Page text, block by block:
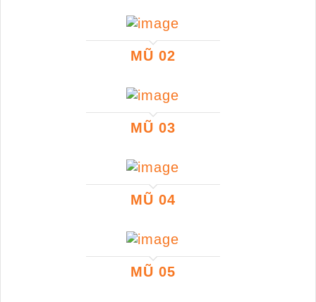
MŨ 02
MŨ 03
MŨ 04
MŨ 05